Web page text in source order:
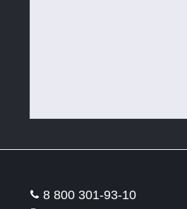
8 800 301-93-10